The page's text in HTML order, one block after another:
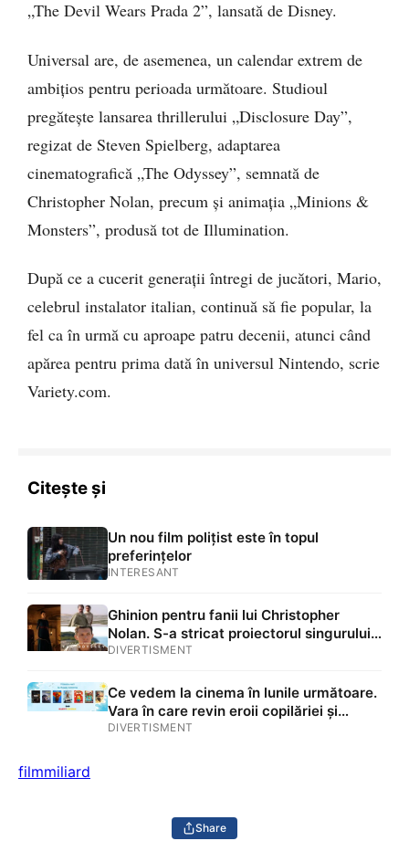
„The Devil Wears Prada 2”, lansată de Disney.
Universal are, de asemenea, un calendar extrem de
ambițios pentru perioada următoare. Studioul
pregătește lansarea thrillerului „Disclosure Day”,
regizat de Steven Spielberg, adaptarea
cinematografică „The Odyssey”, semnată de
Christopher Nolan, precum și animația „Minions &
Monsters”, produsă tot de Illumination.
După ce a cucerit generații întregi de jucători, Mario,
celebrul instalator italian, continuă să fie popular, la
fel ca în urmă cu aproape patru decenii, atunci când
apărea pentru prima dată în universul Nintendo, scrie
Variety.com.
Citește și
Un nou film polițist este în topul
preferințelor
INTERESANT
Ghinion pentru fanii lui Christopher
Nolan. S-a stricat proiectorul singurului
cinematograf IMAX din București unde
DIVERTISMENT
Ce vedem la cinema în lunile următoare.
Vara în care revin eroii copilăriei și
marile francize de la Hollywood
DIVERTISMENT
filmmiliard
Share